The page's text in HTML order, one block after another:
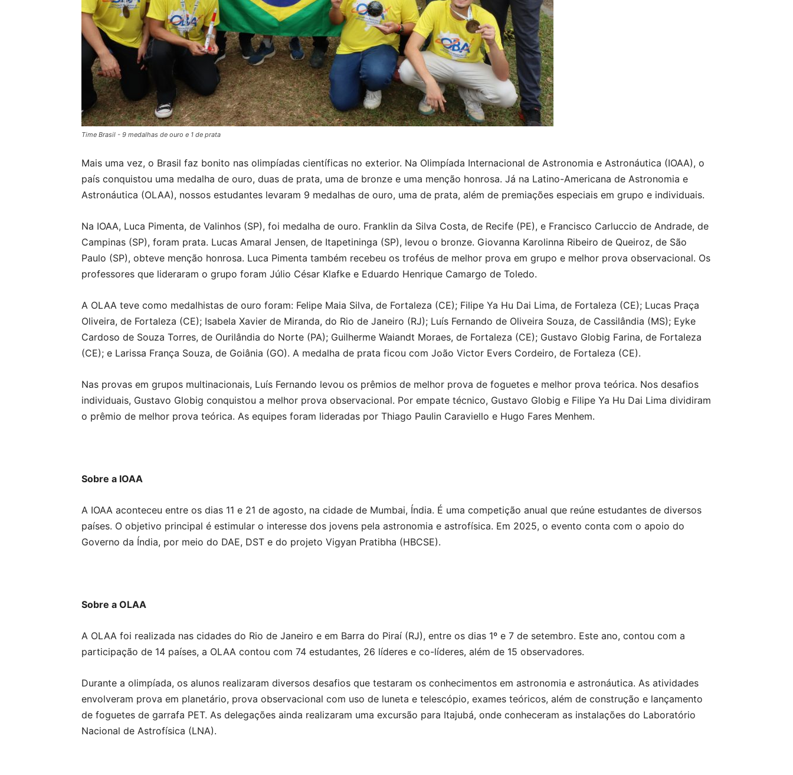
Time Brasil - 9 medalhas de ouro e 1 de prata
Mais uma vez, o Brasil faz bonito nas olimpíadas científicas no exterior. Na Olimpíada Internacional de Astronomia e Astronáutica (IOAA), o
país conquistou uma medalha de ouro, duas de prata, uma de bronze e uma menção honrosa. Já na Latino-Americana de Astronomia e
Astronáutica (OLAA), nossos estudantes levaram 9 medalhas de ouro, uma de prata, além de premiações especiais em grupo e individuais.
Na IOAA, Luca Pimenta, de Valinhos (SP), foi medalha de ouro. Franklin da Silva Costa, de Recife (PE), e Francisco Carluccio de Andrade, de
Campinas (SP), foram prata. Lucas Amaral Jensen, de Itapetininga (SP), levou o bronze. Giovanna Karolinna Ribeiro de Queiroz, de São
Paulo (SP), obteve menção honrosa. Luca Pimenta também recebeu os troféus de melhor prova em grupo e melhor prova observacional. Os
professores que lideraram o grupo foram Júlio César Klafke e Eduardo Henrique Camargo de Toledo.
A OLAA teve como medalhistas de ouro foram: Felipe Maia Silva, de Fortaleza (CE); Filipe Ya Hu Dai Lima, de Fortaleza (CE); Lucas Praça
Oliveira, de Fortaleza (CE); Isabela Xavier de Miranda, do Rio de Janeiro (RJ); Luís Fernando de Oliveira Souza, de Cassilândia (MS); Eyke
Cardoso de Souza Torres, de Ourilândia do Norte (PA); Guilherme Waiandt Moraes, de Fortaleza (CE); Gustavo Globig Farina, de Fortaleza
(CE); e Larissa França Souza, de Goiânia (GO). A medalha de prata ficou com João Victor Evers Cordeiro, de Fortaleza (CE).
Nas provas em grupos multinacionais, Luís Fernando levou os prêmios de melhor prova de foguetes e melhor prova teórica. Nos desafios
individuais, Gustavo Globig conquistou a melhor prova observacional. Por empate técnico, Gustavo Globig e Filipe Ya Hu Dai Lima dividiram
o prêmio de melhor prova teórica. As equipes foram lideradas por Thiago Paulin Caraviello e Hugo Fares Menhem.
Sobre a IOAA
A IOAA aconteceu entre os dias 11 e 21 de agosto, na cidade de Mumbai, Índia. É uma competição anual que reúne estudantes de diversos
países. O objetivo principal é estimular o interesse dos jovens pela astronomia e astrofísica. Em 2025, o evento conta com o apoio do
Governo da Índia, por meio do DAE, DST e do projeto Vigyan Pratibha (HBCSE).
Sobre a OLAA
A OLAA foi realizada nas cidades do Rio de Janeiro e em Barra do Piraí (RJ), entre os dias 1º e 7 de setembro. Este ano, contou com a
participação de 14 países, a OLAA contou com 74 estudantes, 26 líderes e co-líderes, além de 15 observadores.
Durante a olimpíada, os alunos realizaram diversos desafios que testaram os conhecimentos em astronomia e astronáutica. As atividades
envolveram prova em planetário, prova observacional com uso de luneta e telescópio, exames teóricos, além de construção e lançamento
de foguetes de garrafa PET. As delegações ainda realizaram uma excursão para Itajubá, onde conheceram as instalações do Laboratório
Nacional de Astrofísica (LNA).